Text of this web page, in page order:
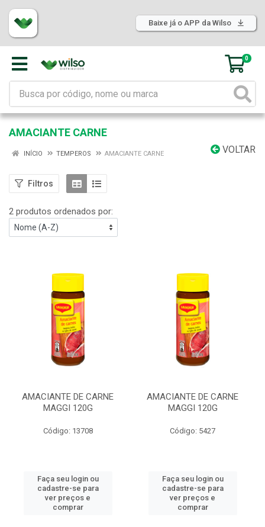
Baixe já o APP da Wilso
0
AMACIANTE CARNE
VOLTAR
INÍCIO TEMPEROS AMACIANTE CARNE
Filtros
2 produtos ordenados por:
AMACIANTE DE CARNE
MAGGI 120G
Código: 13708
Faça seu login ou
cadastre-se para
ver preços e
comprar
AMACIANTE DE CARNE
MAGGI 120G
Código: 5427
Faça seu login ou
cadastre-se para
ver preços e
comprar